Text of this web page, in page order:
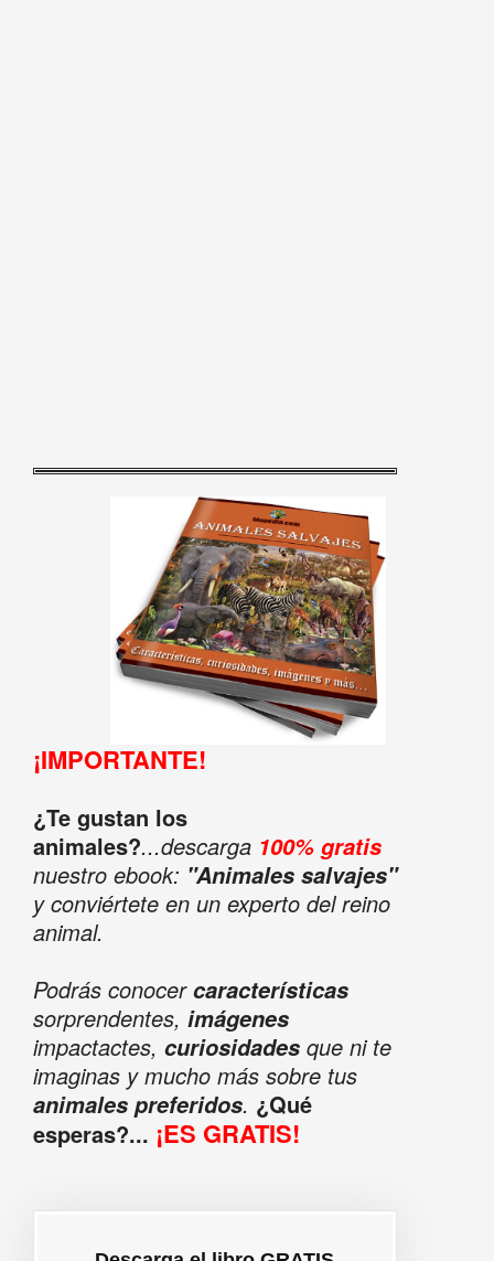
¡IMPORTANTE!
¿Te gustan los
animales?...descarga 100% gratis
nuestro ebook: "Animales salvajes"
y conviértete en un experto del reino
animal.
Podrás conocercaracterísticas
sorprendentes, imágenes
impactactes, curiosidadesque ni te
imaginas y mucho más sobre tus
animales preferidos. ¿Qué
esperas?... ¡ES GRATIS!